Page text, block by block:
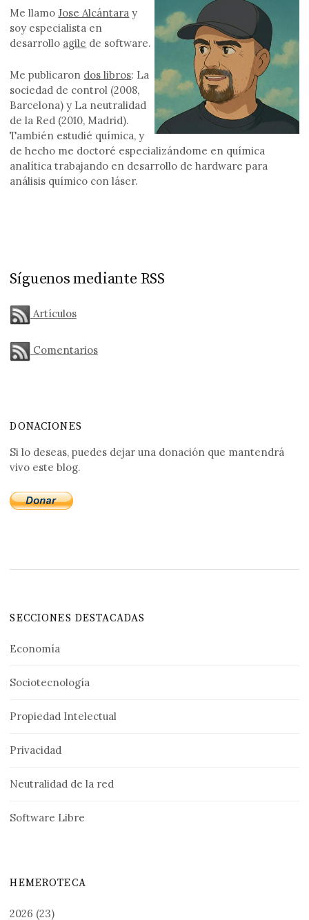
Me llamoJose Alcántara y
soy especialista en
desarrollo agile de software.
Me publicaron dos libros: La
sociedad de control (2008,
Barcelona) y La neutralidad
de la Red (2010, Madrid).
También estudié química, y
de hecho me doctoré especializándome en química
analítica trabajando en desarrollo de hardware para
análisis químico con láser.
Síguenos mediante RSS
Artículos
Comentarios
DONACIONES
Si lo deseas, puedes dejar una donación que mantendrá
vivo este blog.
SECCIONES DESTACADAS
Economía
Sociotecnología
Propiedad Intelectual
Privacidad
Neutralidad de la red
Software Libre
HEMEROTECA
2026 (23)